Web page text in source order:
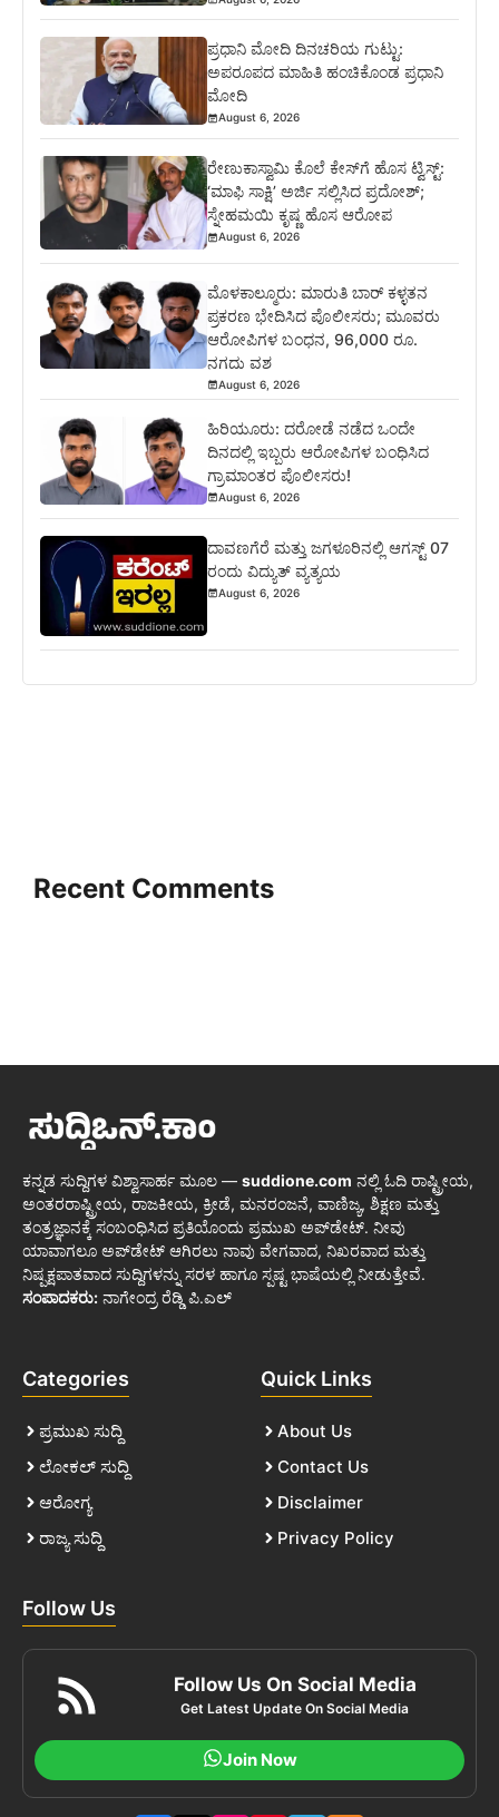
ಪ್ರಧಾನಿ ಮೋದಿ ದಿನಚರಿಯ ಗುಟ್ಟು:
ಅಪರೂಪದ ಮಾಹಿತಿ ಹಂಚಿಕೊಂಡ ಪ್ರಧಾನಿ
ಮೋದಿ
August 6, 2026
ರೇಣುಕಾಸ್ವಾಮಿ ಕೊಲೆ ಕೇಸ್‌ಗೆ ಹೊಸ ಟ್ವಿಸ್ಟ್:
‘ಮಾಫಿ ಸಾಕ್ಷಿ’ ಅರ್ಜಿ ಸಲ್ಲಿಸಿದ ಪ್ರದೋಶ್;
ಸ್ನೇಹಮಯಿ ಕೃಷ್ಣ ಹೊಸ ಆರೋಪ
August 6, 2026
ಮೊಳಕಾಲ್ಮೂರು: ಮಾರುತಿ ಬಾರ್ ಕಳ್ಳತನ
ಪ್ರಕರಣ ಭೇದಿಸಿದ ಪೊಲೀಸರು; ಮೂವರು
ಆರೋಪಿಗಳ ಬಂಧನ, 96,000 ರೂ.
ನಗದು ವಶ
August 6, 2026
ಹಿರಿಯೂರು: ದರೋಡೆ ನಡೆದ ಒಂದೇ
ದಿನದಲ್ಲಿ ಇಬ್ಬರು ಆರೋಪಿಗಳ ಬಂಧಿಸಿದ
ಗ್ರಾಮಾಂತರ ಪೊಲೀಸರು!
August 6, 2026
ದಾವಣಗೆರೆ ಮತ್ತು ಜಗಳೂರಿನಲ್ಲಿ ಆಗಸ್ಟ್ 07
ರಂದು ವಿದ್ಯುತ್ ವ್ಯತ್ಯಯ
August 6, 2026
Recent Comments
ಕನ್ನಡ ಸುದ್ದಿಗಳ ವಿಶ್ವಾಸಾರ್ಹ ಮೂಲ — suddione.com ನಲ್ಲಿ ಓದಿ ರಾಷ್ಟ್ರೀಯ,
ಅಂತರರಾಷ್ಟ್ರೀಯ, ರಾಜಕೀಯ, ಕ್ರೀಡೆ, ಮನರಂಜನೆ, ವಾಣಿಜ್ಯ, ಶಿಕ್ಷಣ ಮತ್ತು
ತಂತ್ರಜ್ಞಾನಕ್ಕೆ ಸಂಬಂಧಿಸಿದ ಪ್ರತಿಯೊಂದು ಪ್ರಮುಖ ಅಪ್‌ಡೇಟ್. ನೀವು
ಯಾವಾಗಲೂ ಅಪ್‌ಡೇಟ್ ಆಗಿರಲು ನಾವು ವೇಗವಾದ, ನಿಖರವಾದ ಮತ್ತು
ನಿಷ್ಪಕ್ಷಪಾತವಾದ ಸುದ್ದಿಗಳನ್ನು ಸರಳ ಹಾಗೂ ಸ್ಪಷ್ಟ ಭಾಷೆಯಲ್ಲಿ ನೀಡುತ್ತೇವೆ.
ಸಂಪಾದಕರು: ನಾಗೇಂದ್ರ ರೆಡ್ಡಿ ಪಿ.ಎಲ್
Categories
ಪ್ರಮುಖ ಸುದ್ದಿ
ಲೋಕಲ್ ಸುದ್ದಿ
ಆರೋಗ್ಯ
ರಾಜ್ಯ ಸುದ್ದಿ
Quick Links
About Us
Contact Us
Disclaimer
Privacy Policy
Follow Us
Follow Us On Social Media
Get Latest Update On Social Media
Join Now